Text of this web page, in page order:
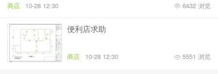
商店 10-28 12:30 6432 浏览
便利店求助
商店 10-28 12:30 5551 浏览